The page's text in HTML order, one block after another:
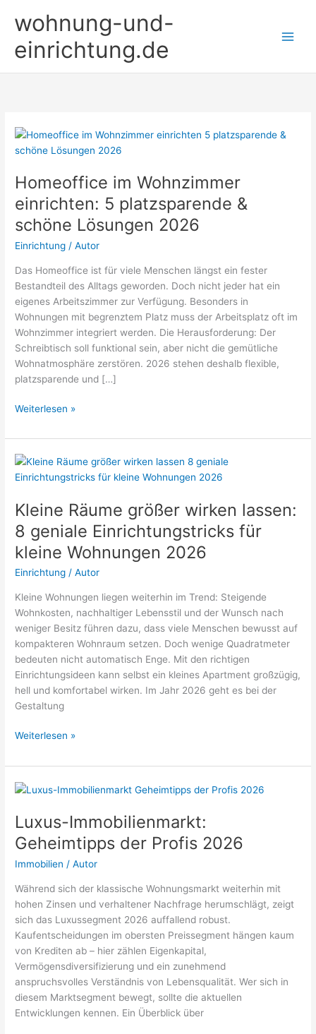
Inhaltwohnung-und-
einrichtung.de
Homeoffice im Wohnzimmer
einrichten: 5 platzsparende &
schöne Lösungen 2026
Einrichtung /Autor
Das Homeoffice ist für viele Menschen längst ein fester
Bestandteil des Alltags geworden. Doch nicht jeder hat ein
eigenes Arbeitszimmer zur Verfügung. Besonders in
Wohnungen mit begrenztem Platz muss der Arbeitsplatz oft im
Wohnzimmer integriert werden. Die Herausforderung: Der
Schreibtisch soll funktional sein, aber nicht die gemütliche
Wohnatmosphäre zerstören. 2026 stehen deshalb flexible,
platzsparende und […]
Homeoffice
Wohnzimmer
einrichten:
platzsparende
&
schöne
Lösungen
2026
Weiterlesen »
Kleine Räume größer wirken lassen:
8 geniale Einrichtungstricks für
kleine Wohnungen 2026
Einrichtung /Autor
Kleine Wohnungen liegen weiterhin im Trend: Steigende
Wohnkosten, nachhaltiger Lebensstil und der Wunsch nach
weniger Besitz führen dazu, dass viele Menschen bewusst auf
kompakteren Wohnraum setzen. Doch wenige Quadratmeter
bedeuten nicht automatisch Enge. Mit den richtigen
Einrichtungsideen kann selbst ein kleines Apartment großzügig,
hell und komfortabel wirken. Im Jahr 2026 geht es bei der
Gestaltung
Kleine
größer
wirken
lassen:
8
geniale
Einrichtungstricks
für
Wohnungen
2026
Weiterlesen »
Luxus-Immobilienmarkt:
Geheimtipps der Profis 2026
Immobilien /Autor
Während sich der klassische Wohnungsmarkt weiterhin mit
hohen Zinsen und verhaltener Nachfrage herumschlägt, zeigt
sich das Luxussegment 2026 auffallend robust.
Kaufentscheidungen im obersten Preissegment hängen kaum
von Krediten ab – hier zählen Eigenkapital,
Vermögensdiversifizierung und ein zunehmend
anspruchsvolles Verständnis von Lebensqualität. Wer sich in
diesem Marktsegment bewegt, sollte die aktuellen
Entwicklungen kennen. Ein Überblick über